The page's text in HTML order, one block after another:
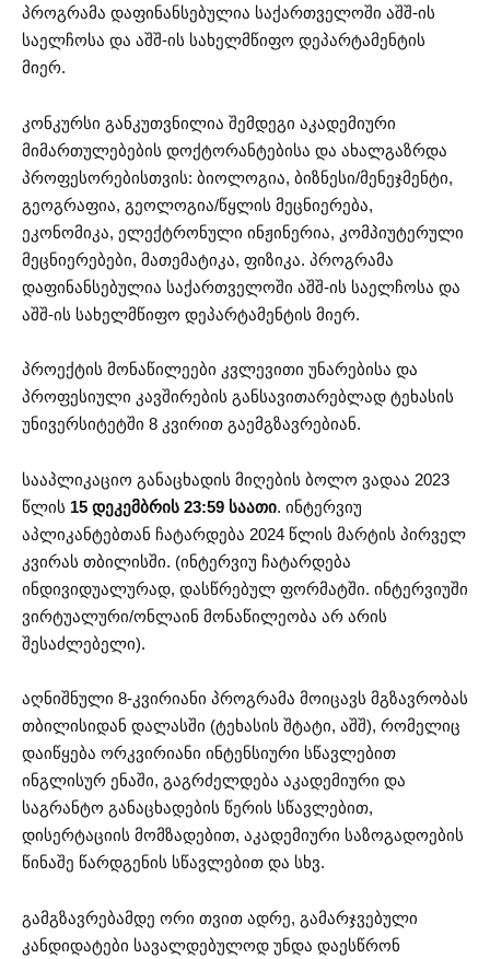
პროგრამა დაფინანსებულია საქართველოში აშშ-ის
საელჩოსა და აშშ-ის სახელმწიფო დეპარტამენტის
მიერ.
კონკურსი განკუთვნილია შემდეგი აკადემიური
მიმართულებების დოქტორანტებისა და ახალგაზრდა
პროფესორებისთვის: ბიოლოგია, ბიზნესი/მენეჯმენტი,
გეოგრაფია, გეოლოგია/წყლის მეცნიერება,
ეკონომიკა, ელექტრონული ინჟინერია, კომპიუტერული
მეცნიერებები, მათემატიკა, ფიზიკა. პროგრამა
დაფინანსებულია საქართველოში აშშ-ის საელჩოსა და
აშშ-ის სახელმწიფო დეპარტამენტის მიერ.
პროექტის მონაწილეები კვლევითი უნარებისა და
პროფესიული კავშირების განსავითარებლად ტეხასის
უნივერსიტეტში 8 კვირით გაემგზავრებიან.
სააპლიკაციო განაცხადის მიღების ბოლო ვადაა 2023
წლის 15 დეკემბრის 23:59 საათი. ინტერვიუ
აპლიკანტებთან ჩატარდება 2024 წლის მარტის პირველ
კვირას თბილისში. (ინტერვიუ ჩატარდება
ინდივიდუალურად, დასწრებულ ფორმატში. ინტერვიუში
ვირტუალური/ონლაინ მონაწილეობა არ არის
შესაძლებელი).
აღნიშნული 8-კვირიანი პროგრამა მოიცავს მგზავრობას
თბილისიდან დალასში (ტეხასის შტატი, აშშ), რომელიც
დაიწყება ორკვირიანი ინტენსიური სწავლებით
ინგლისურ ენაში, გაგრძელდება აკადემიური და
საგრანტო განაცხადების წერის სწავლებით,
დისერტაციის მომზადებით, აკადემიური საზოგადოების
წინაშე წარდგენის სწავლებით და სხვ.
გამგზავრებამდე ორი თვით ადრე, გამარჯვებული
კანდიდატები სავალდებულოდ უნდა დაესწრონ